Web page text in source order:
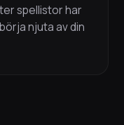
spellistor har
njuta av din